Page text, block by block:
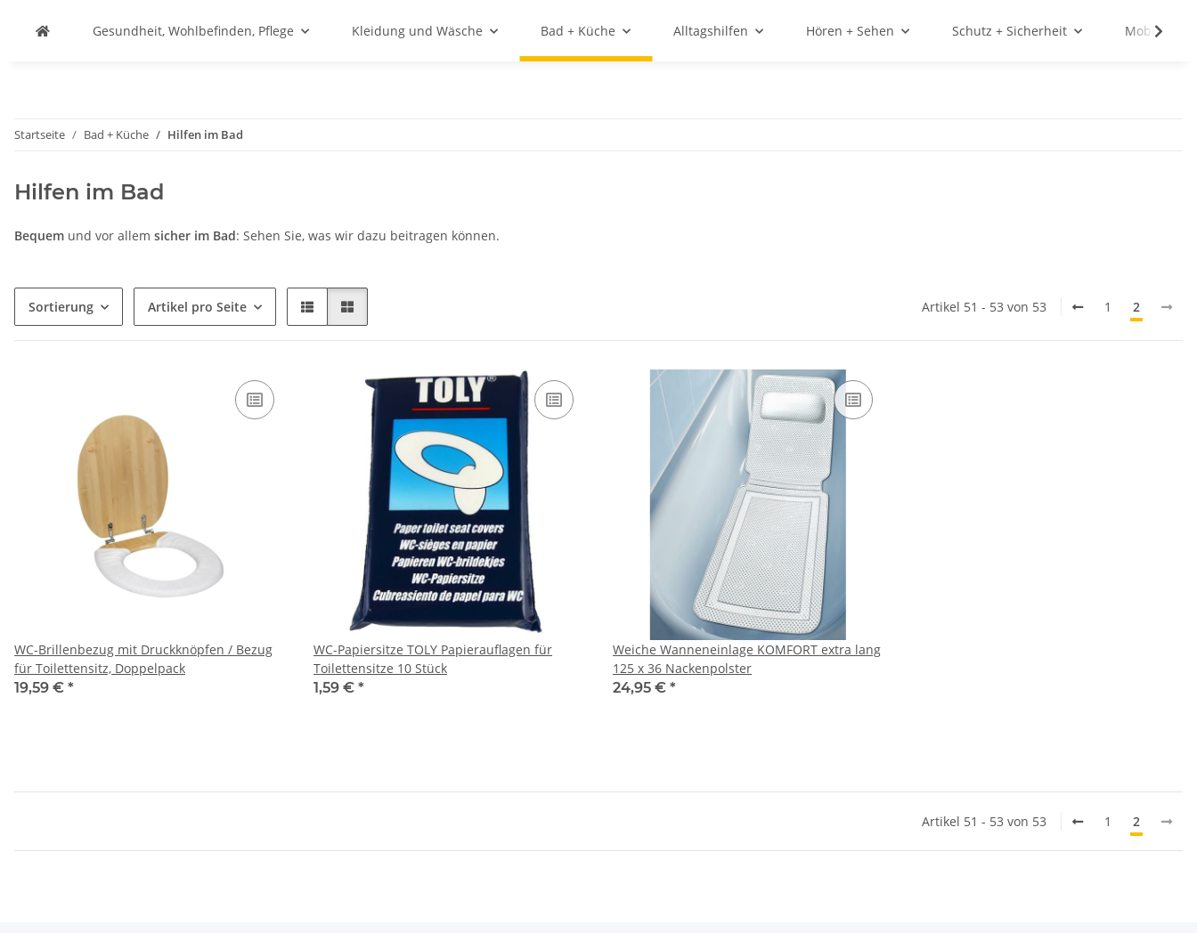
Gesundheit, Wohlbefinden, Pflege Kleidung und Wäsche Bad + Küche Alltagshilfen Hören + Sehen Schutz + Sicherheit Mobilität
Startseite Bad + Küche Hilfen im Bad
Hilfen im Bad
Bequem und vor allem sicher im Bad: Sehen Sie, was wir dazu beitragen können.
Sortierung Artikel pro Seite Artikel 51 - 53 von 53 1 2
WC-Brillenbezug mit Druckknöpfen / Bezug
für Toilettensitz, Doppelpack
19,59 € *
WC-Papiersitze TOLY Papierauflagen für
Toilettensitze 10 Stück
1,59 € *
Weiche Wanneneinlage KOMFORT extra lang
125 x 36 Nackenpolster
24,95 € *
Artikel 51 - 53 von 53 1 2